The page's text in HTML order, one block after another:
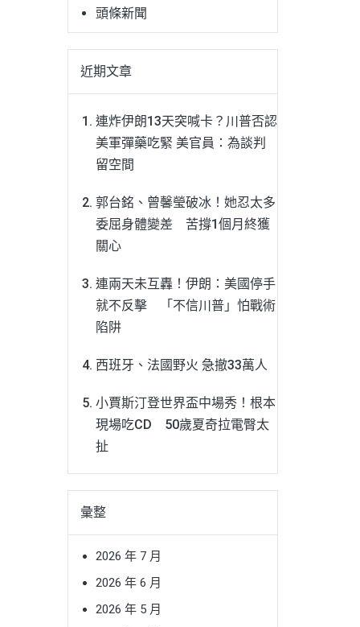
頭條新聞
近期文章
連炸伊朗13天突喊卡？川普否認
美軍彈藥吃緊 美官員：為談判
留空間
郭台銘、曾馨瑩破冰！她忍太多
委屈身體變差 苦撐1個月終獲
關心
連兩天未互轟！伊朗：美國停手
就不反擊 「不信川普」怕戰術
陷阱
西班牙、法國野火 急撤33萬人
小賈斯汀登世界盃中場秀！根本
現場吃CD 50歲夏奇拉電臀太
扯
彙整
2026 年 7 月
2026 年 6 月
2026 年 5 月